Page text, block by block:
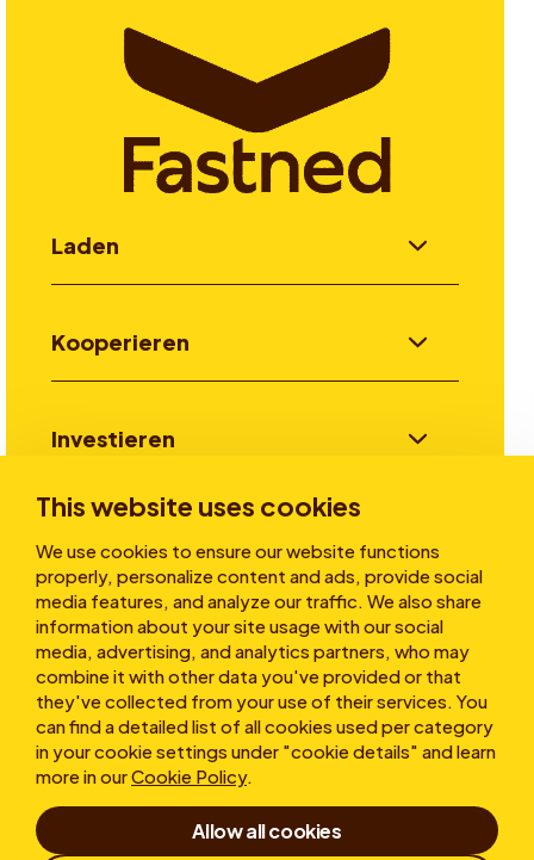
This website uses cookies
We use cookies to ensure our website functions
properly, personalize content and ads, provide social
media features, and analyze our traffic. We also share
information about your site usage with our social
media, advertising, and analytics partners, who may
combine it with other data you've provided or that
they've collected from your use of their services. You
can find a detailed list of all cookies used per category
in your cookie settings under "cookie details" and learn
more in ourCookie Policy.
Allow all cookies
Laden
Kooperieren
Investieren
Über uns
ImpressumNutzungsbedingungen